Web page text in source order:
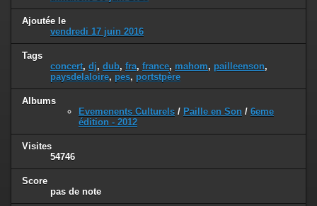
Ajoutée le
vendredi 17 juin 2016
Tags
concert, dj, dub, fra, france, mahom, pailleenson,
paysdelaloire, pes, portstpère
Albums
Evemenents Culturels / Paille en Son / 6eme
édition - 2012
Visites
54746
Score
pas de note